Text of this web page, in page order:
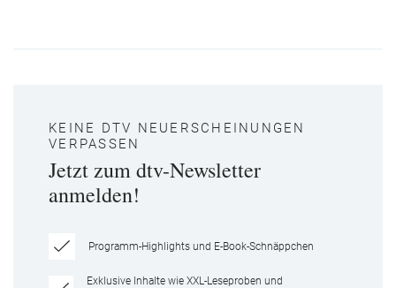
KEINE DTV NEUERSCHEINUNGEN
VERPASSEN
Jetzt zum dtv-Newsletter
anmelden!
Programm-Highlights und E-Book-Schnäppchen
Exklusive Inhalte wie XXL-Leseproben und